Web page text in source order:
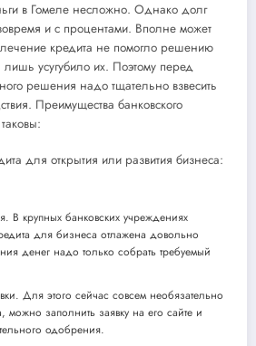
в Гомеле несложно. Однако долг
и с процентами. Вполне может
кредита не помогло решению
усугубило их. Поэтому перед
решения надо тщательно взвесить
Преимущества банковского
В крупных банковских учреждениях
для бизнеса отлажена довольно
денег надо только собрать требуемый
Для этого сейчас совсем необязательно
можно заполнить заявку на его сайте и
одобрения.